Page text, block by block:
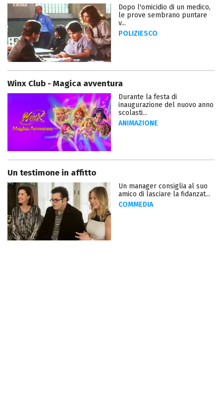
Dopo l'omicidio di un medico,
le prove sembrano puntare
v...
POLIZIESCO
Winx Club - Magica avventura
Durante la festa di
inaugurazione del nuovo anno
scolasti...
ANIMAZIONE
Un testimone in affitto
Un manager consiglia al suo
amico di lasciare la fidanzat...
COMMEDIA